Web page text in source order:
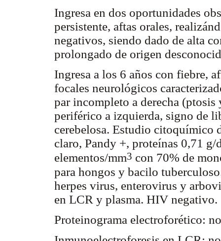
Ingresa en dos oportunidades
persistente, aftas orales,
negativos, siendo dado de alta
prolongado de origen
Ingresa a los 6 años con fiebre,
focales neurológicos
par incompleto a derecha
periférico a izquierda, signo de
cerebelosa. Estudio
claro, Pandy +, proteínas 0,71
elementos/mm3 con 70% de
para hongos y bacilo
herpes virus, enterovirus y
en LCR y plasma. HIV negativo.
Proteinograma electroforético: